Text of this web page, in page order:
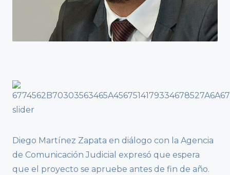
Diego Martínez Zapata en diálogo con la Agencia
de Comunicación Judicial expresó que espera
que el proyecto se apruebe antes de fin de año.